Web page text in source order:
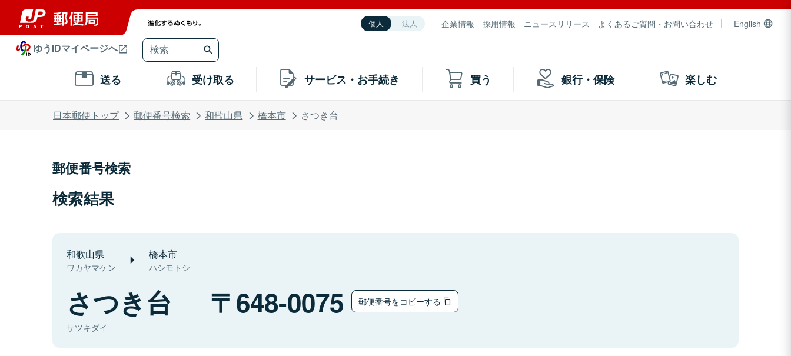
個人 法人 企業情報 採用情報 ニュースリリース よくあるご質問・お問い合わせ English
ゆうIDマイページへ
送る 受け取る サービス・お手続き 買う 銀行・保険 楽しむ
日本郵便トップ 郵便番号検索 和歌山県 橋本市 さつき台
郵便番号検索
検索結果
和歌山県
ワカヤマケン
橋本市
ハシモトシ
さつき台
サツキダイ
648-0075 郵便番号をコピーする